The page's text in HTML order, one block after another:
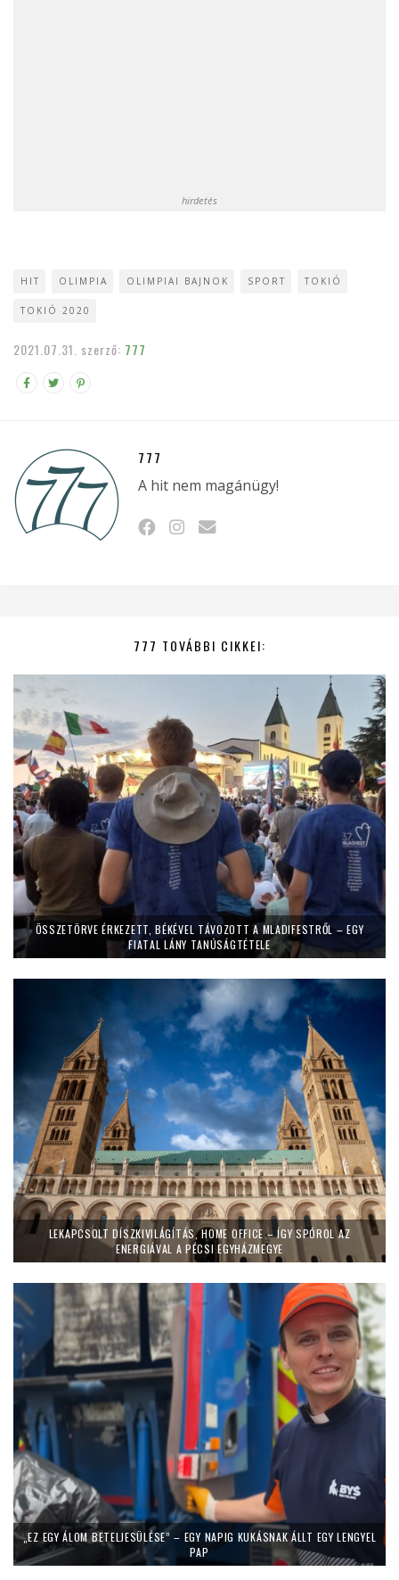
hirdetés
HIT OLIMPIA OLIMPIAI BAJNOK SPORT TOKIÓ
TOKIÓ 2020
2021.07.31. szerző: 777
777
A hit nem magánügy!
777 TOVÁBBI CIKKEI:
ÖSSZETÖRVE ÉRKEZETT, BÉKÉVEL TÁVOZOTT A MLADIFESTRŐL – EGY
FIATAL LÁNY TANÚSÁGTÉTELE
LEKAPCSOLT DÍSZKIVILÁGÍTÁS, HOME OFFICE – ÍGY SPÓROL AZ
ENERGIÁVAL A PÉCSI EGYHÁZMEGYE
„EZ EGY ÁLOM BETELJESÜLÉSE” – EGY NAPIG KUKÁSNAK ÁLLT EGY LENGYEL
PAP